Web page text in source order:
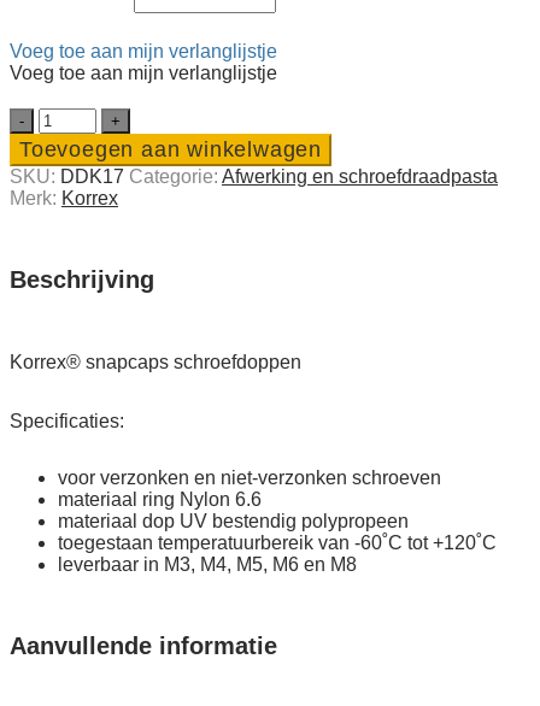
Voeg toe aan mijn verlanglijstje
Voeg toe aan mijn verlanglijstje
Korrex®
snapcaps
schroefdoppen
quantity
Toevoegen aan winkelwagen
SKU: DDK17 Categorie: Afwerking en schroef­draad­pasta
Merk: Korrex
Beschrijving
Korrex® snapcaps schroefdoppen
Specificaties:
voor verzonken en niet-verzonken schroeven
materiaal ring Nylon 6.6
materiaal dop UV bestendig polypropeen
toegestaan temperatuurbereik van -60˚C tot +120˚C
leverbaar in M3, M4, M5, M6 en M8
Aanvullende informatie